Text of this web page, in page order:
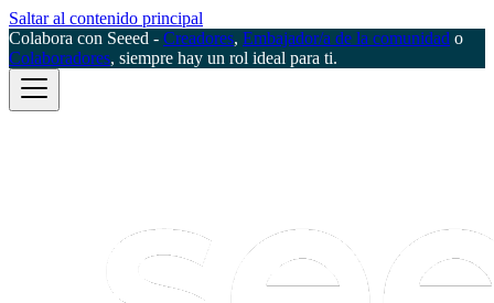
Saltar al contenido principal
Colabora con Seeed - Creadores, Embajador/a de la comunidad o
Colaboradores, siempre hay un rol ideal para ti.